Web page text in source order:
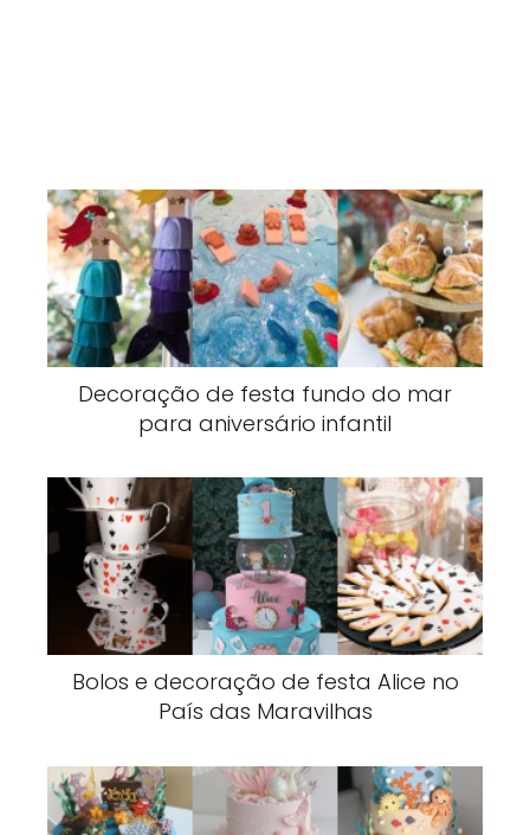
Decoração de festa fundo do mar
para aniversário infantil
Bolos e decoração de festa Alice no
País das Maravilhas